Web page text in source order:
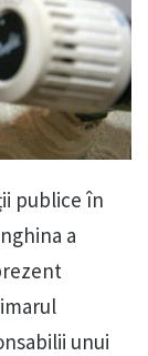
publice în
a
unui